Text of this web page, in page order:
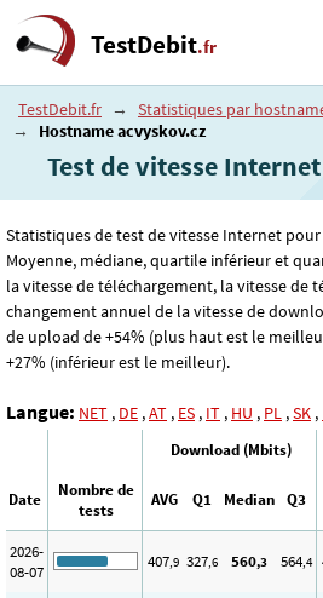
TestDebit.fr
TestDebit.fr → Statistiques par
→
Hostname acvyskov.cz
Test de vitesse
Statistiques de test de vitesse Internet
Moyenne, médiane, quartile inférieur et
la vitesse de téléchargement, la vitesse de
changement annuel de la vitesse de
de upload de +54% (plus haut est le
+27% (inférieur est le meilleur).
Langue: NET , DE ,AT , ES , IT , HU , PL ,SK ,
Download (Mbits)
Date
Nombre de
tests
AVG Q1 Median Q3
2026-
08-07
407,9 327,6 560,3 564,4